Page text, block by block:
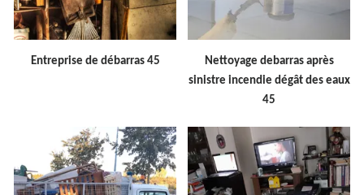
Entreprise de débarras 45
Nettoyage debarras après
sinistre incendie dégât des eaux
45